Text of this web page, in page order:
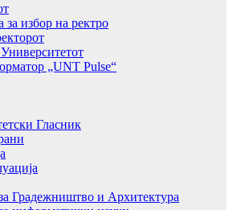
за избор на ректро
„UNT Pulse“
Гласник
Градежништво и Архитектура